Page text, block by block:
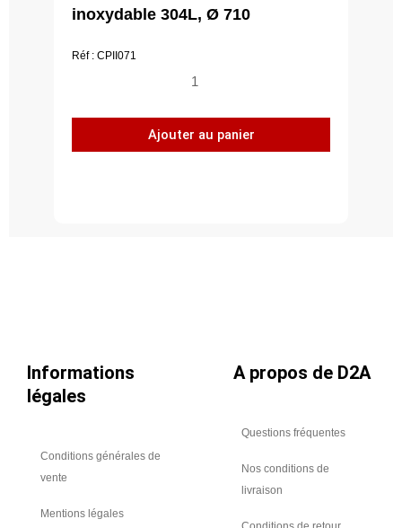
inoxydable 304L, Ø 710
Réf : CPII071
quantité
Piquage
plat
Ajouter au panier
Informations
légales
Conditions générales de
vente
Mentions légales
A propos de D2A
Questions fréquentes
Nos conditions de
livraison